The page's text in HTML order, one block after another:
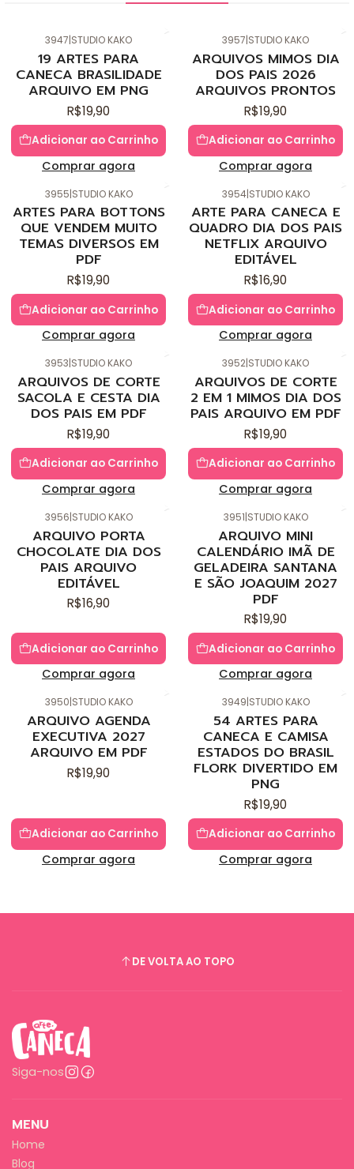
3947|STUDIO KAKO
19 ARTES PARA
CANECA BRASILIDADE
ARQUIVO EM PNG
R$19,90
Adicionar ao Carrinho
Comprar agora
3957|STUDIO KAKO
ARQUIVOS MIMOS DIA
DOS PAIS 2026
ARQUIVOS PRONTOS
R$19,90
Adicionar ao Carrinho
Comprar agora
3955|STUDIO KAKO
ARTES PARA BOTTONS
QUE VENDEM MUITO
TEMAS DIVERSOS EM
PDF
R$19,90
Adicionar ao Carrinho
Comprar agora
3954|STUDIO KAKO
ARTE PARA CANECA E
QUADRO DIA DOS PAIS
NETFLIX ARQUIVO
EDITÁVEL
R$16,90
Adicionar ao Carrinho
Comprar agora
3953|STUDIO KAKO
ARQUIVOS DE CORTE
SACOLA E CESTA DIA
DOS PAIS EM PDF
R$19,90
Adicionar ao Carrinho
Comprar agora
3952|STUDIO KAKO
ARQUIVOS DE CORTE
2 EM 1 MIMOS DIA DOS
PAIS ARQUIVO EM PDF
R$19,90
Adicionar ao Carrinho
Comprar agora
3956|STUDIO KAKO
ARQUIVO PORTA
CHOCOLATE DIA DOS
PAIS ARQUIVO
EDITÁVEL
R$16,90
Adicionar ao Carrinho
Comprar agora
3951|STUDIO KAKO
ARQUIVO MINI
CALENDÁRIO IMÃ DE
GELADEIRA SANTANA
E SÃO JOAQUIM 2027
PDF
R$19,90
Adicionar ao Carrinho
Comprar agora
3950|STUDIO KAKO
ARQUIVO AGENDA
EXECUTIVA 2027
ARQUIVO EM PDF
R$19,90
Adicionar ao Carrinho
Comprar agora
3949|STUDIO KAKO
54 ARTES PARA
CANECA E CAMISA
ESTADOS DO BRASIL
FLORK DIVERTIDO EM
PNG
R$19,90
Adicionar ao Carrinho
Comprar agora
DE VOLTA AO TOPO
Siga-nos
MENU
Home
Blog